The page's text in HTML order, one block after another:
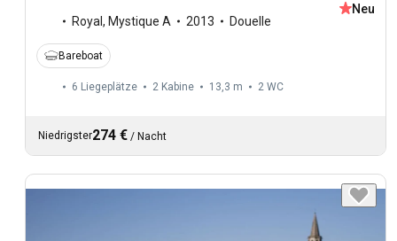
Royal , Mystique A 2013 Douelle
Neu
Bareboat
6 Liegeplätze 2 Kabine 13,3 m 2 WC
Niedrigster274 € / Nacht